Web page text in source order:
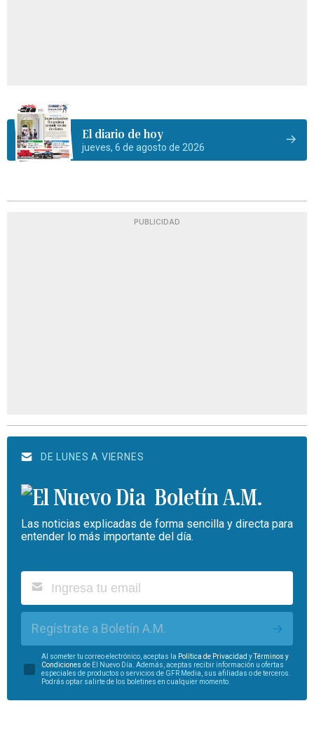
El diario de hoy
jueves, 6 de agosto de 2026
PUBLICIDAD
DE LUNES A VIERNES
Boletín A.M.
Las noticias explicadas de forma sencilla y directa para
entender lo más importante del día.
Regístrate a Boletín A.M.
Al someter tu correo electrónico, aceptas la Política de Privacidad y
Términos y
Condiciones de El Nuevo Día. Además, aceptas recibir información u ofertas
especiales de productos o servicios de GFR Media, sus afiliadas o de terceros.
Podrás optar salirte de los boletines en cualquier momento.